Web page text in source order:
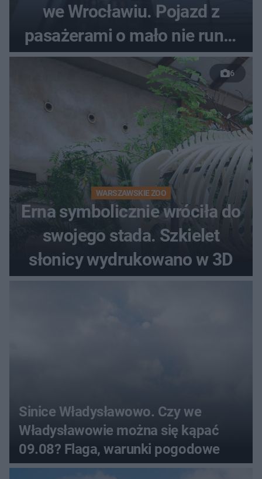
we Wrocławiu. Pojazd z
pasażerami o mało nie runął
do rzeki
6
WARSZAWSKIE ZOO
Erna symbolicznie wróciła do
swojego stada. Szkielet
słonicy wydrukowano w 3D
Sinice Władysławowo. Czy we
Władysławowie można się kąpać
09.08? Flaga, warunki pogodowe